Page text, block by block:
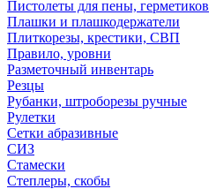
Пистолеты для пены, герметиков
Плашки и плашкодержатели
Плиткорезы, крестики, СВП
Правило, уровни
Разметочный инвентарь
Резцы
Рубанки, штроборезы ручные
Рулетки
Сетки абразивные
СИЗ
Стамески
Степлеры, скобы